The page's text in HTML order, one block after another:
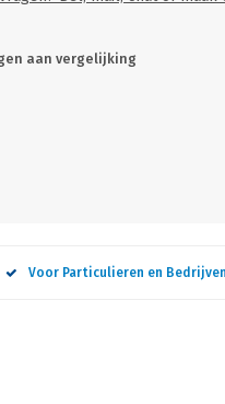
aan vergelijking
Voor Particulieren en